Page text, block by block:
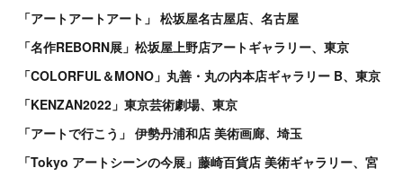
「アートアートアート」 松坂屋名古屋店、名古屋
「名作REBORN展」松坂屋上野店アートギャラリー、東京
「COLORFUL＆MONO」丸善・丸の内本店ギャラリー B、東京
「KENZAN2022」東京芸術劇場、東京
「アートで行こう」 伊勢丹浦和店 美術画廊、埼玉
「Tokyo アートシーンの今展」藤崎百貨店 美術ギャラリー、宮